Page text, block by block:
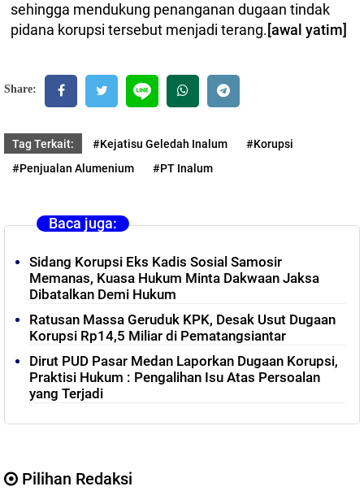
sehingga mendukung penanganan dugaan tindak
pidana korupsi tersebut menjadi terang.[awal yatim]
Share:
Tag Terkait: #Kejatisu Geledah Inalum
#Korupsi
#Penjualan Alumenium
#PT Inalum
Baca juga:
Sidang Korupsi Eks Kadis Sosial Samosir
Memanas, Kuasa Hukum Minta Dakwaan Jaksa
Dibatalkan Demi Hukum
Ratusan Massa Geruduk KPK, Desak Usut Dugaan
Korupsi Rp14,5 Miliar di Pematangsiantar
Dirut PUD Pasar Medan Laporkan Dugaan Korupsi,
Praktisi Hukum : Pengalihan Isu Atas Persoalan
yang Terjadi
Pilihan Redaksi